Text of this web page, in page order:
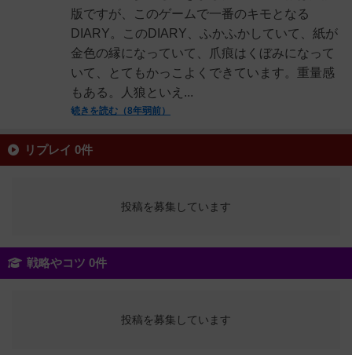
版ですが、このゲームで一番のキモとなる
DIARY。このDIARY、ふかふかしていて、紙が
金色の縁になっていて、爪痕はくぼみになって
いて、とてもかっこよくできています。重量感
もある。人狼といえ...
続きを読む（8年弱前）
リプレイ 0件
投稿を募集しています
戦略やコツ 0件
投稿を募集しています